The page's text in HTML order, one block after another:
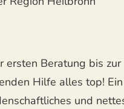
ersten Beratung bis zur
Hilfe alles top! Ein
und